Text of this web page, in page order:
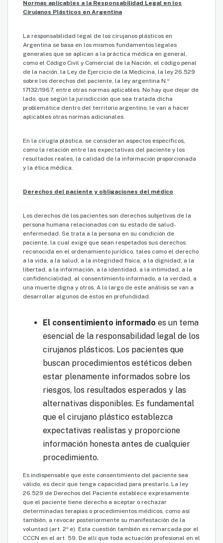
Normas aplicables a la Responsabilidad Legal en los
Cirujanos Plásticos en Argentina
La responsabilidad legal de los cirujanos plásticos en
Argentina se basa en los mismos fundamentos legales
generales que se aplican a la práctica médica en general,
como el Código Civil y Comercial de la Nación, el código penal
de la nación, la Ley de Ejercicio de la Medicina, la ley 26.529
sobre los derechos del paciente, la ley argentina N.º
17132/1967, entre otras normas aplicables. No hay que dejar de
lado, que según la jurisdicción que sea tratada dicha
problemática dentro del territorio argentino, le van a hacer
aplicables otras normas adicionales.
En la cirugía plástica, se consideran aspectos específicos,
como la relación entre las expectativas del paciente y los
resultados reales, la calidad de la información proporcionada
y la ética médica.
Derechos del paciente y obligaciones del médico
Los derechos de los pacientes son derechos subjetivos de la
persona humana relacionados con su estado de salud-
enfermedad. Se trata a la persona en su condición de
paciente, la cual exige que sean respetados sus derechos
reconocida en el ordenamiento jurídico, tales como el derecho
a la vida, a la salud, a la integridad física, a la dignidad, a la
libertad, a la información, a la identidad, a la intimidad, a la
confidencialidad, al consentimiento informado, a la verdad, a
una muerte digna y otros. A lo largo de este análisis se van a
desarrollar algunos de estos en profundidad.
El consentimiento informado es un tema
esencial de la responsabilidad legal de los
cirujanos plásticos. Los pacientes que
buscan procedimientos estéticos deben
estar plenamente informados sobre los
riesgos, los resultados esperados y las
alternativas disponibles. Es fundamental
que el cirujano plástico establezca
expectativas realistas y proporcione
información honesta antes de cualquier
procedimiento.
Es indispensable que este consentimiento del paciente sea
válido, es decir que tenga capacidad para prestarlo. La ley
26.529 de Derechos del Paciente establece expresamente
que el paciente tiene derecho a aceptar o rechazar
determinadas terapias o procedimientos médicos, como así
también, a revocar posteriormente su manifestación de la
voluntad (art. 2º e). Esta cuestión también es remarcada por el
CCCN en el art. 59. De allí que toda actuación profesional en el